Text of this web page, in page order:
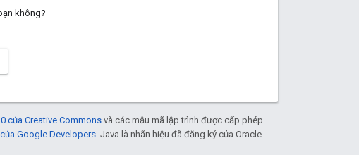
không?
của Creative Commonsvà các mẫu mã lập trình được cấp phép
Google Developers. Java là nhãn hiệu đã đăng ký của Oracle